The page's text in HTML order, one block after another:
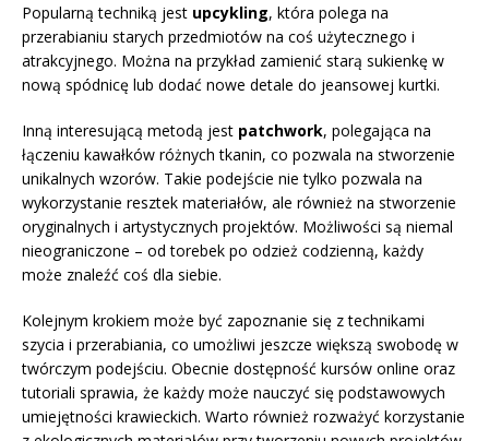
Popularną techniką jest upcykling, która polega na
przerabianiu starych przedmiotów na coś użytecznego i
atrakcyjnego. Można na przykład zamienić starą sukienkę w
nową spódnicę lub dodać nowe detale do jeansowej kurtki.
Inną interesującą metodą jest patchwork, polegająca na
łączeniu kawałków różnych tkanin, co pozwala na stworzenie
unikalnych wzorów. Takie podejście nie tylko pozwala na
wykorzystanie resztek materiałów, ale również na stworzenie
oryginalnych i artystycznych projektów. Możliwości są niemal
nieograniczone – od torebek po odzież codzienną, każdy
może znaleźć coś dla siebie.
Kolejnym krokiem może być zapoznanie się z technikami
szycia i przerabiania, co umożliwi jeszcze większą swobodę w
twórczym podejściu. Obecnie dostępność kursów online oraz
tutoriali sprawia, że każdy może nauczyć się podstawowych
umiejętności krawieckich. Warto również rozważyć korzystanie